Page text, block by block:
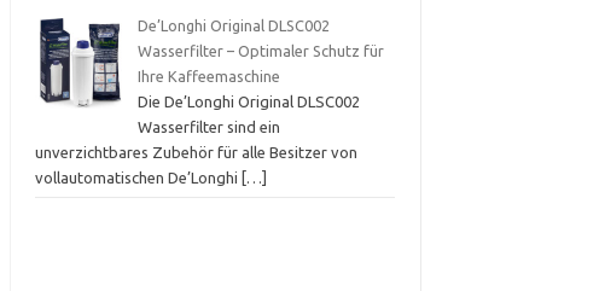
De’Longhi Original DLSC002
Wasserfilter – Optimaler Schutz für
Ihre Kaffeemaschine
Die De’Longhi Original DLSC002
Wasserfilter sind ein
unverzichtbares Zubehör für alle Besitzer von
vollautomatischen De’Longhi
[…]